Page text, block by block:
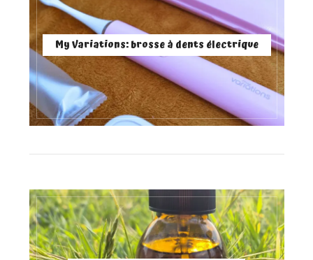
My Variations: brosse à dents électrique